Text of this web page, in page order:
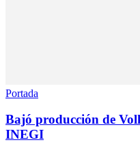
Portada
Bajó producción de
INEGI